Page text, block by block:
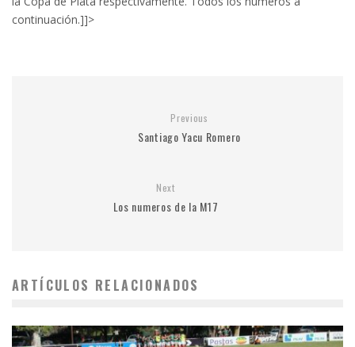
continuación.]]>
Previous
Santiago Yacu Romero
Next
Los numeros de la M17
ARTÍCULOS RELACIONADOS